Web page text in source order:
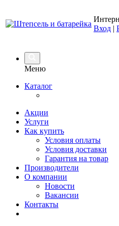
Вход |
Меню
Каталог
Акции
Услуги
Как купить
Условия оплаты
Условия доставки
Гарантия на товар
Производители
О компании
Новости
Вакансии
Контакты